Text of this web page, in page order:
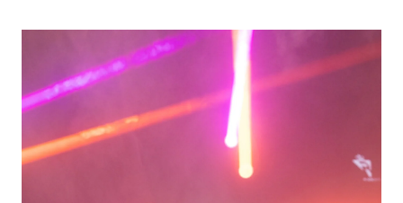
KULTURA & ZABAVA